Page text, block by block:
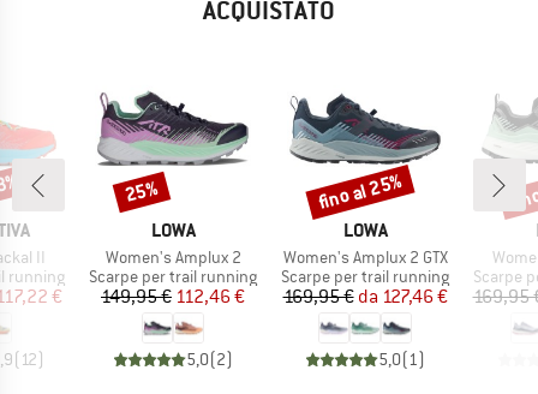
ACQUISTATO
II
running
ridotto
€
( 12)
MARCHIO
LOWA
Articolo
Women's Amplux 2
Gruppo di prodotti
Scarpe per trail running
Prezzo
149,95 €Prezzo ridotto
112,46 €
5,0(2)
Sconto
25%
MARCHIO
LOWA
Articolo
Women's Amplux 2 GTX
Gruppo di prodotti
Scarpe per trail running
Prezzo
169,95 € Prezzo ridotto
da 127,46 €
5,0( 1)
Sconto
fino al 25%
Gruppo
Scarpe
169,95